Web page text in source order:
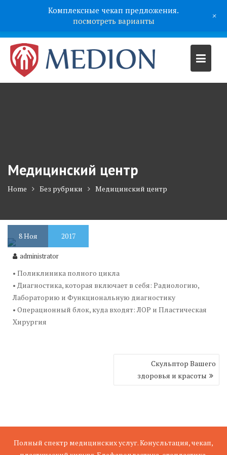
Медицинский центр
Home Без рубрики Медицинский центр
8Ноя 2017
administrator
• Поликлиника полного цикла
• Диагностика, которая включает в себя: Радиологию,
Лабораторию и Функциональную диагностику
• Операционный блок, куда входят: ЛОР и Пластическая
Хирургия
а
Скульптор Вашего
здоровья и красоты
Полный спектр медицинских услуг. Конусльтация, чекап,
Комплексные чекап предложения.
посмотреть варианты
+